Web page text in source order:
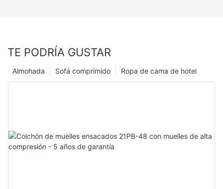
TE PODRÍA GUSTAR
Ropa de cama de hotel
Sofá comprimido
Almohada